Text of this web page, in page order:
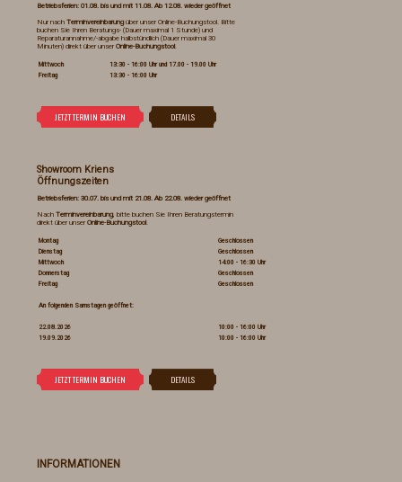
Betriebsferien: 01.08. bis und mit 11.08. Ab 12.08. wieder geöffnet
Nur nach Terminvereinbarungüber unser Online-Buchungstool. Bitte
buchen Sie Ihren Beratungs- (Dauer maximal 1 Stunde) und
Reparaturannahme/-abgabe halbstündlich (Dauer maximal 30
Minuten) direkt über unser Online-Buchungstool.
Mittwoch
13:30 - 16:00 Uhr und 17.00 - 19.00 Uhr
Freitag
13:30 - 16:00 Uhr
Showroom Kriens
Öffnungszeiten
Betriebsferien: 30.07. bis und mit 21.08. Ab 22.08. wieder geöffnet
Nach Terminvereinbarung, bitte buchen Sie Ihren Beratungstermin
direkt über unser Online-Buchungstool.
Montag
Geschlossen
Dienstag
Geschlossen
Mittwoch
14:00 - 16:30 Uhr
Donnerstag
Geschlossen
Freitag
Geschlossen
An folgenden Samstagen geöffnet:
22.08.2026
10:00 - 16:00 Uhr
19.09.2026
10:00 - 16:00 Uhr
INFORMATIONEN